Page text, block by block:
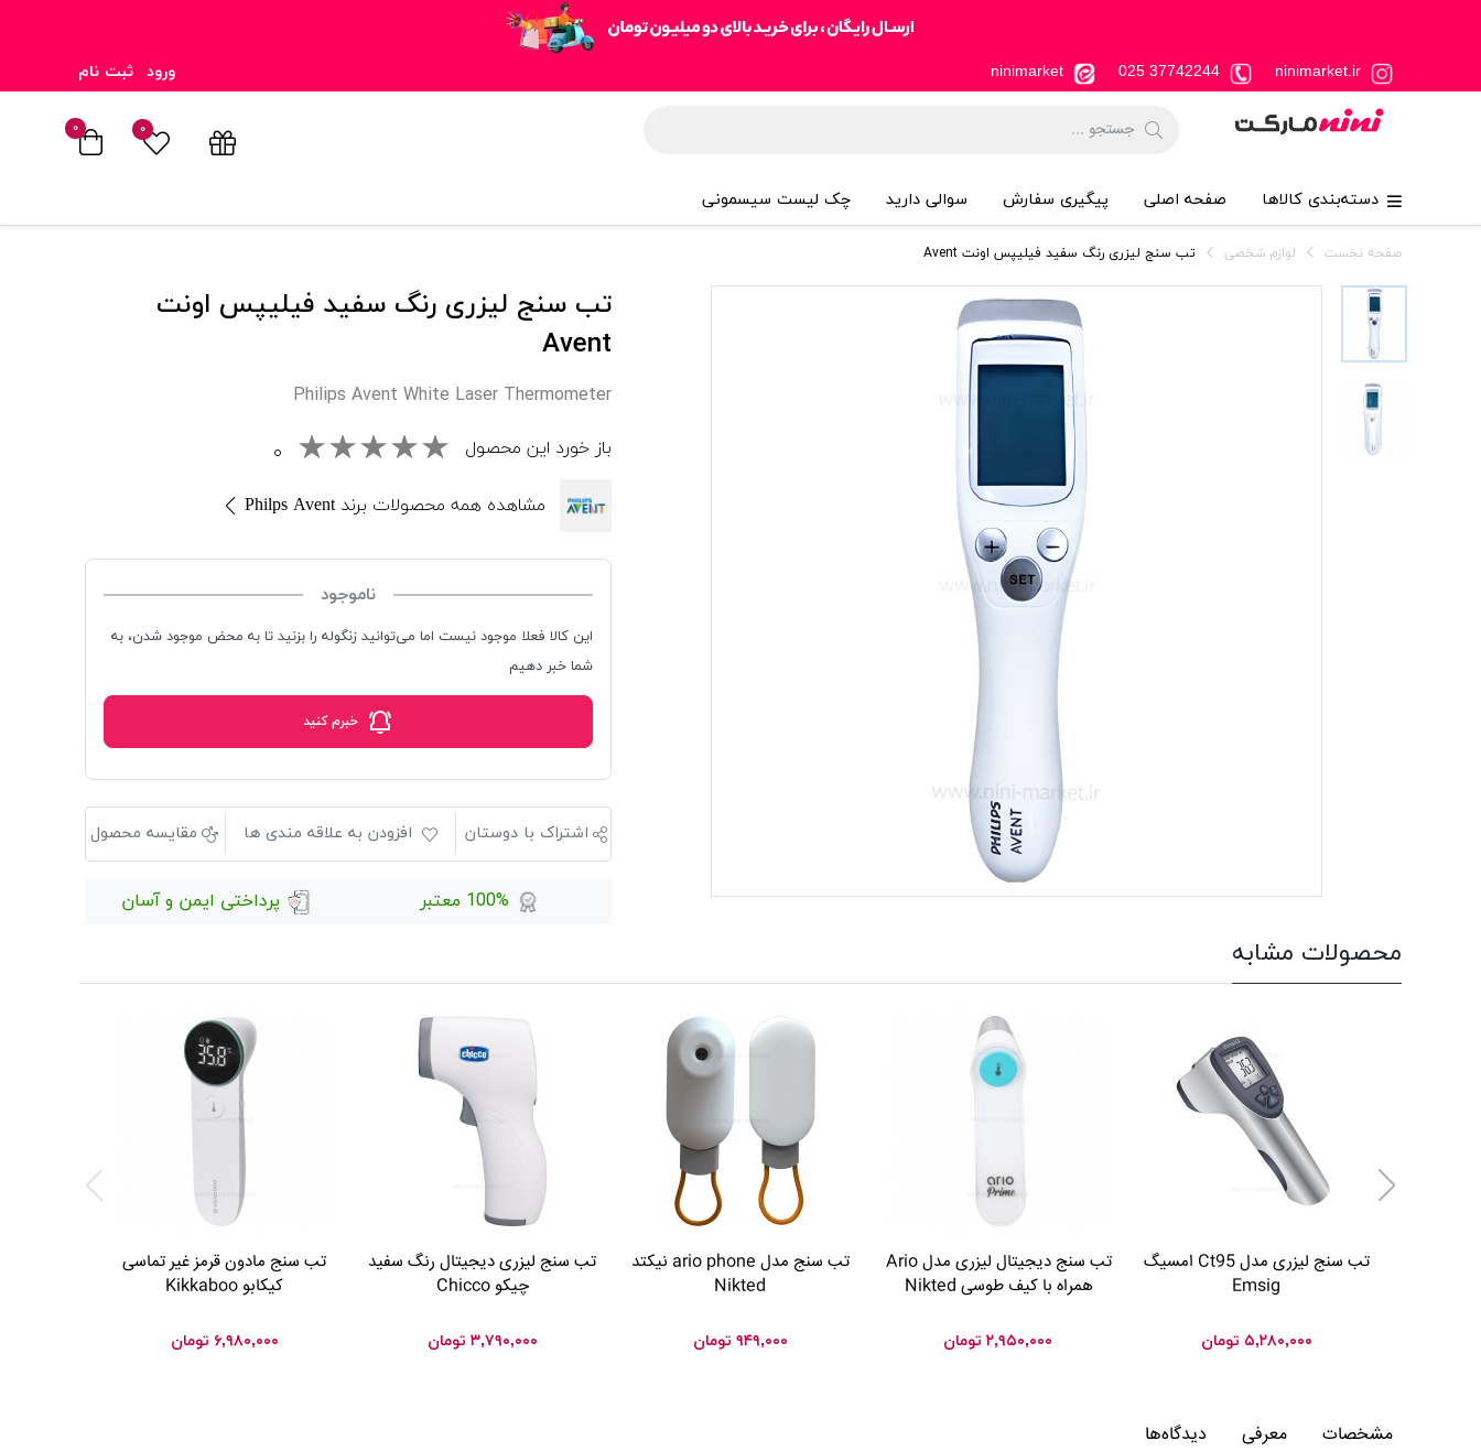
ورود ثبت نام
۰ ۰
دسته‌بندی کالاها صفحه اصلی پیگیری سفارش سوالی دارید چک لیست سیسمونی
صفحه نخست لوازم شخصی تب سنج ليزری رنگ سفيد فيليپس اونت Avent
تب سنج ليزری رنگ سفيد فيليپس اونت
Avent
Philips Avent White Laser Thermometer
باز خورد این محصول ۰
مشاهده همه محصولات برند Philps Avent
ناموجود
این کالا فعلا موجود نیست اما می‌توانید زنگوله را بزنید تا به محض موجود شدن، به
شما خبر دهیم
خبرم کنید
اشتراک با دوستان افزودن به علاقه مندی ها مقایسه محصول
100% معتبر پرداختی ایمن و آسان
محصولات مشابه
تب سنج لیزری مدل Ct95 امسیگ
Emsig
۵,۲۸۰,۰۰۰ تومان
تب سنج دیجیتال لیزری مدل Ario
همراه با کیف طوسی Nikted
۲,۹۵۰,۰۰۰ تومان
تب سنج مدل ario phone نیکتد
Nikted
۹۴۹,۰۰۰ تومان
تب سنج لیزری دیجیتال رنگ سفید
چیکو Chicco
۳,۷۹۰,۰۰۰ تومان
تب سنج مادون قرمز غیر تماسی
کيکابو Kikkaboo
۶,۹۸۰,۰۰۰ تومان
مشخصات معرفی دیدگاه‌ها